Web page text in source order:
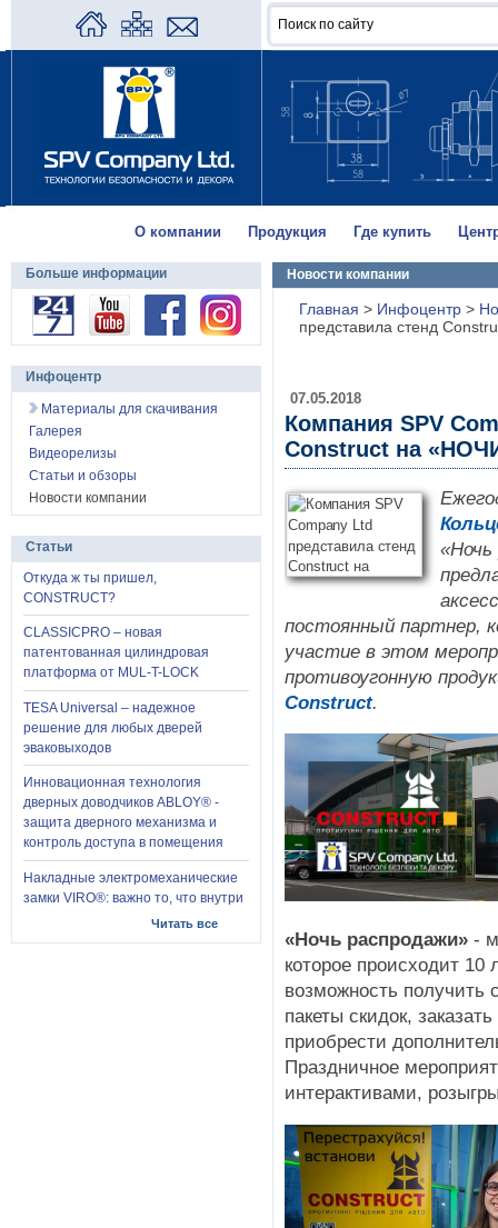
О компании Продукция Где купить
Новости компании
Главная > Инфоцентр >
представила стенд
07.05.2018
Компания SPV
Construct на
постоянный партнер,
участие в этом
противоугонную
Construct.
«Ночь распродажи» -
которое происходит
возможность получить
пакеты скидок,
приобрести
Праздничное
интерактивами,
Больше информации
Инфоцентр
Материалы для скачивания
Галерея
Видеорелизы
Статьи и обзоры
Новости компании
Статьи
Откуда ж ты пришел,
CONSTRUCT?
CLASSICPRO – новая
патентованная цилиндровая
платформа от MUL-T-LOCK
TESA Universal – надежное
решение для любых дверей
эваковыходов
Инновационная технология
дверных доводчиков ABLOY® -
защита дверного механизма и
контроль доступа в помещения
Накладные электромеханические
замки VIRO®: важно то, что внутри
Читать все